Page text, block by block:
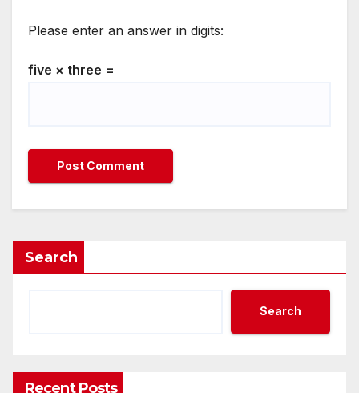
Please enter an answer in digits:
five × three =
Search
Search
Recent Posts